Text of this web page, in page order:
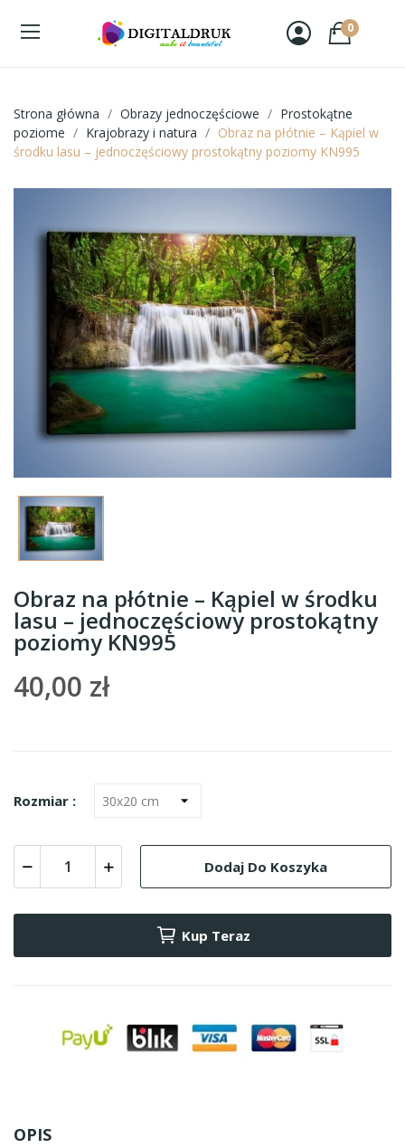
0
Strona główna Obrazy jednoczęściowe
Prostokątne
poziome
Krajobrazy i natura
Obraz na płótnie – Kąpiel w
środku lasu – jednoczęściowy prostokątny poziomy KN995
Obraz na płótnie – Kąpiel w środku
lasu – jednoczęściowy prostokątny
poziomy KN995
40,00 zł
Rozmiar :
Dodaj Do Koszyka
Kup Teraz
OPIS